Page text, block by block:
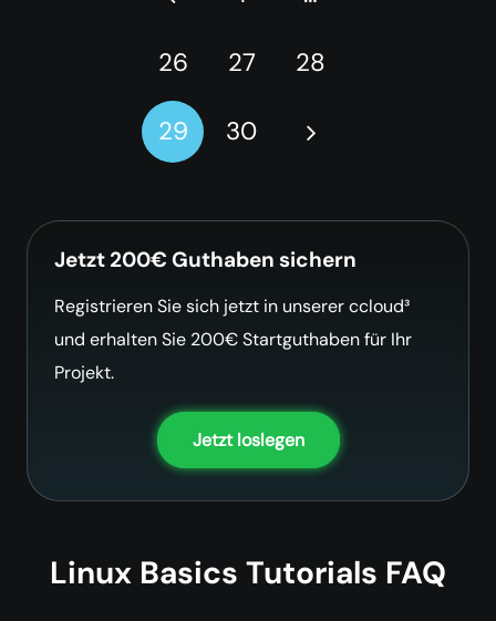
26 27 28
29 30
Jetzt 200€ Guthaben sichern
Registrieren Sie sich jetzt in unserer ccloud³
und erhalten Sie 200€ Startguthaben für Ihr
Projekt.
Jetzt loslegen
Linux Basics Tutorials FAQ